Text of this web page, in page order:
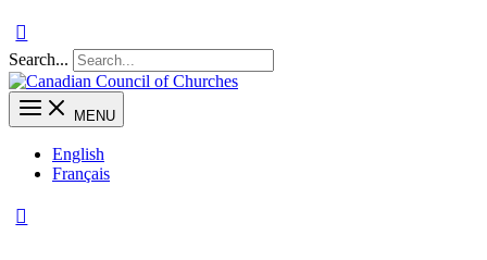
Search...
MENU
English
Français